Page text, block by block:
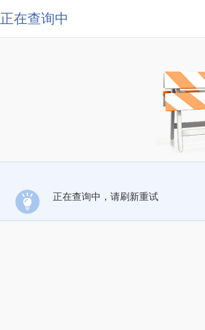
正在查询中
正在查询中，请刷新重试